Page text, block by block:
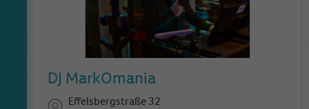
DJ MarkOmania
Effelsbergstraße 32